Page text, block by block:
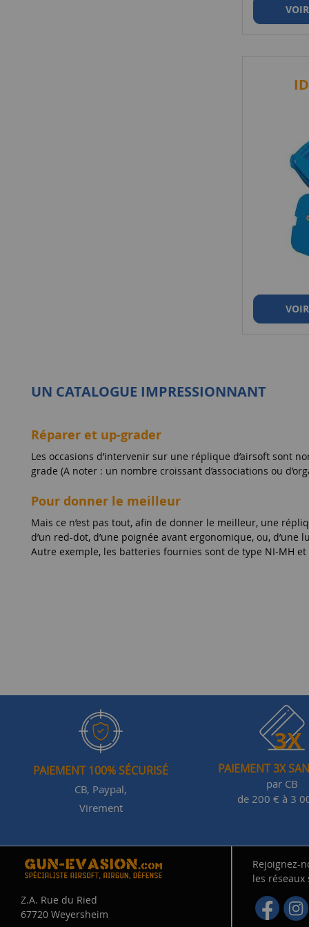
UN CATALOGUE IMPRESSIONNANT
Réparer et up-grader
Les occasions d’intervenir sur une réplique d’airsoft sont
grade (A noter : un nombre croissant d’associations ou
Pour donner le meilleur
Mais ce n’est pas tout, afin de donner le meilleur, une
d’un red-dot, d’une poignée avant ergonomique, ou,
Autre exemple, les batteries fournies sont de type NI-MH
PAIEMENT 100% SÉCURISÉ
CB, Paypal,
Virement
PAIEMENT 3X
par CB
de 200 € à 3
Z.A. Rue du Ried
67720 Weyersheim
Rejoignez-
les réseaux